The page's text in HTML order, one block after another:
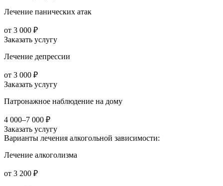
Лечение панических атак
от 3 000 ₽
Заказать услугу
Лечение депрессии
от 3 000 ₽
Заказать услугу
Патронажное наблюдение на дому
4 000–7 000 ₽
Заказать услугу
Варианты лечения алкогольной зависимости:
Лечение алкоголизма
от 3 200 ₽